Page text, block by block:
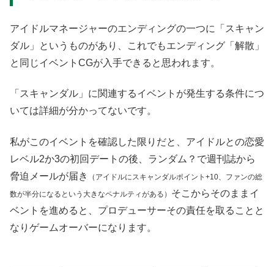
アイドルマネージャーのエンディングの一つに「スキャン
ダル」というものがあり、これでもエンディング「解散」
と同じイベントCGが入手できると思われます。
「スキャンダル」に関連するイベントが発生する条件につ
いては詳細が分かってないです。
私がこのイベントを確認した限りだと、アイドルとの恋愛
レベル2か3の初回デートの後、ランダム？で週刊誌から
脅迫メールが届き
（アイドルにスキャンダルポイント+10、ファンの総
数が半分になる という 大きなペナルティがある） そこからそのままイ
ベントを進めると、プロデューサーその責任を取ることと
なりゲームオーバーになります。